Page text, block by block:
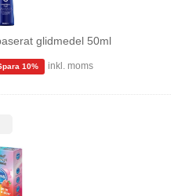
glidmedel 50ml
Det
priset
inkl. moms